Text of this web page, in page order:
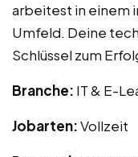
arbeitest in einem
Umfeld. Deine
Schlüssel zum
Branche: IT & E-
Jobarten:Vollzeit